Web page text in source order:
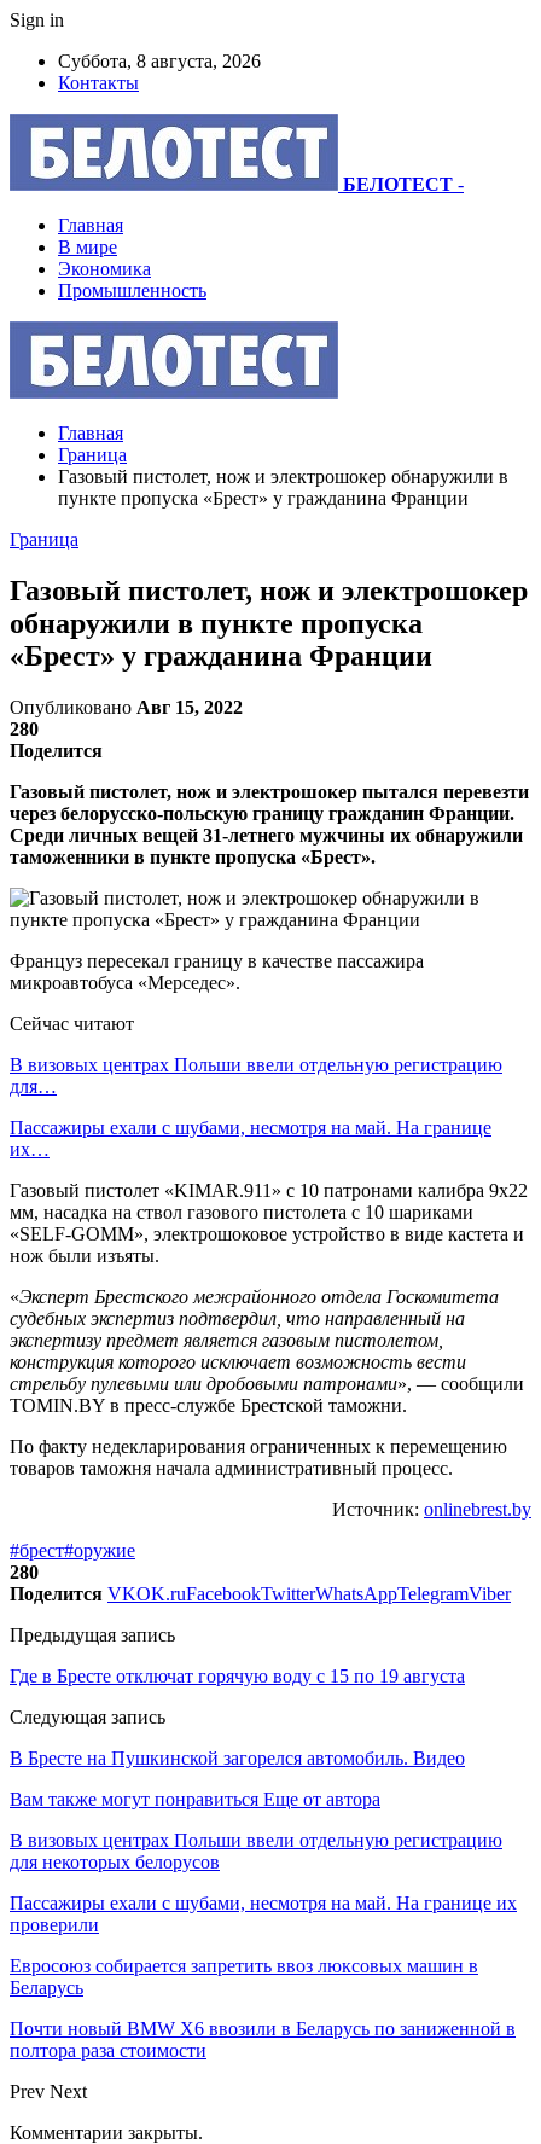
Sign in
Суббота, 8 августа, 2026
Контакты
БЕЛОТЕСТ -
Главная
В мире
Экономика
Промышленность
Главная
Граница
Газовый пистолет, нож и электрошокер обнаружили в
пункте пропуска «Брест» у гражданина Франции
Граница
Газовый пистолет, нож и электрошокер
обнаружили в пункте пропуска
«Брест» у гражданина Франции
Опубликовано Авг 15, 2022
280
Поделится
Газовый пистолет, нож и электрошокер пытался перевезти
через белорусско-польскую границу гражданин Франции.
Среди личных вещей 31-летнего мужчины их обнаружили
таможенники в пункте пропуска «Брест».
Француз пересекал границу в качестве пассажира
микроавтобуса «Мерседес».
Сейчас читают
В визовых центрах Польши ввели отдельную регистрацию
для…
Пассажиры ехали с шубами, несмотря на май. На границе
их…
Газовый пистолет «KIMAR.911» с 10 патронами калибра 9х22
мм, насадка на ствол газового пистолета с 10 шариками
«SELF-GOMM», электрошоковое устройство в виде кастета и
нож были изъяты.
«Эксперт Брестского межрайонного отдела Госкомитета
судебных экспертиз подтвердил, что направленный на
экспертизу предмет является газовым пистолетом,
конструкция которого исключает возможность вести
стрельбу пулевыми или дробовыми патронами», — сообщили
TOMIN.BY в пресс-службе Брестской таможни.
По факту недекларирования ограниченных к перемещению
товаров таможня начала административный процесс.
Источник: onlinebrest.by
#брест#оружие
280
Поделится VKOK.ruFacebookTwitterWhatsAppTelegramViber
Предыдущая запись
Где в Бресте отключат горячую воду с 15 по 19 августа
Следующая запись
В Бресте на Пушкинской загорелся автомобиль. Видео
Вам также могут понравиться Еще от автора
В визовых центрах Польши ввели отдельную регистрацию
для некоторых белорусов
Пассажиры ехали с шубами, несмотря на май. На границе их
проверили
Евросоюз собирается запретить ввоз люксовых машин в
Беларусь
Почти новый BMW X6 ввозили в Беларусь по заниженной в
полтора раза стоимости
Prev Next
Комментарии закрыты.